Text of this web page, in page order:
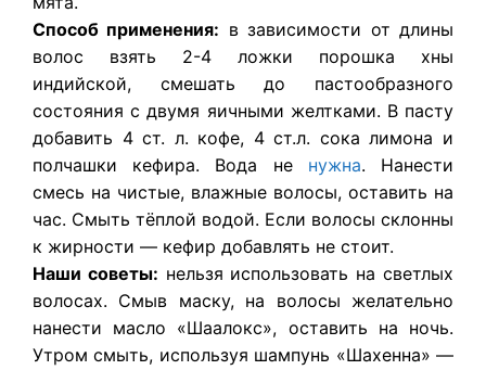
Способ применения: в зависимости от длины
волос взять 2-4 ложки порошка хны
индийской, смешать до пастообразного
состояния с двумя яичными желтками. В пасту
добавить 4 ст. л. кофе, 4 ст.л. сока лимона и
полчашки кефира. Вода не нужна. Нанести
смесь на чистые, влажные волосы, оставить на
час. Смыть тёплой водой. Если волосы склонны
к жирности — кефир добавлять не стоит.
Наши советы: нельзя использовать на светлых
волосах. Смыв маску, на волосы желательно
нанести масло «Шаалокс», оставить на ночь.
Утром смыть, используя шампунь «Шахенна» —